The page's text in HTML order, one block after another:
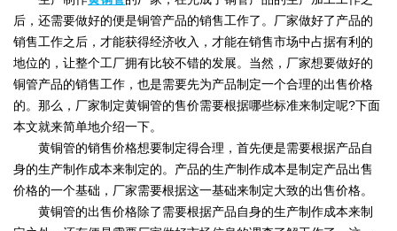
后，还需要做好的便是铜管产品的销售工作了。厂家做好了产品的
销售工作之后，才能获得经济收入，才能在销售市场中占据有利的
地位的，让整个工厂拥有比较不错的发展。当然，厂家想要做好的
铜管产品的销售工作，也是需要先为产品制定一个合理的出售价格
的。那么，厂家制定黄铜管的售价需要根据哪些标准来制定呢?下面
本文就来简单地介绍一下。
黄铜管的销售价格想要制定得合理，首先便是需要根据产品自
身的生产制作成本来制定的。产品的生产制作成本是制定产品出售
价格的一个基础，厂家需要根据这一基础来制定大致的出售价格。
黄铜管的出售价格除了需要根据产品自身的生产制作成本来制